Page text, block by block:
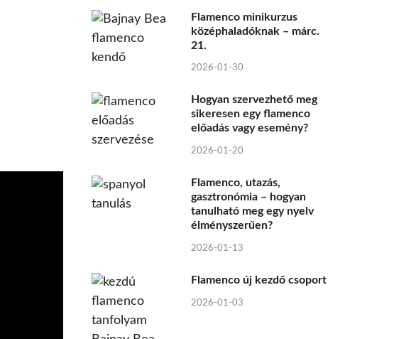
Flamenco minikurzus
középhaladóknak – márc.
21.
2026-01-30
Hogyan szervezhető meg
sikeresen egy flamenco
előadás vagy esemény?
2026-01-20
Flamenco, utazás,
gasztronómia – hogyan
tanulható meg egy nyelv
élményszerűen?
2026-01-13
Flamenco új kezdő csoport
2026-01-03